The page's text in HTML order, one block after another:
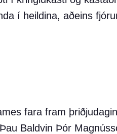
í heildina, aðeins
fara fram
Baldvin Þór